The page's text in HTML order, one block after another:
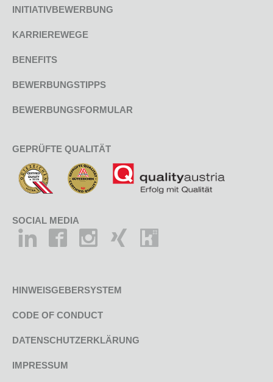
INITIATIVBEWERBUNG
KARRIEREWEGE
BENEFITS
BEWERBUNGSTIPPS
BEWERBUNGSFORMULAR
GEPRÜFTE QUALITÄT
SOCIAL MEDIA
HINWEISGEBERSYSTEM
CODE OF CONDUCT
DATENSCHUTZERKLÄRUNG
IMPRESSUM